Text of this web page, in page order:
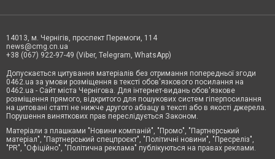
14013, м. Чернігів, проспект Перемоги, 114
news@cmg.cn.ua
+38 (067) 922-97-49 (Viber, Telegram, WhatsApp)
Допускається цитування матеріалів без отримання попередньої згоди
0462.ua за умови розміщення в тексті обов'язкового посилання на
0462.ua - Сайт міста Чернігова. Для інтернет-видань обов'язкове
розміщення прямого, відкритого для пошукових систем гіперпосилання
на цитовані статті не нижче другого абзацу в тексті або в якості джерела.
Порушення виняткових прав переслідується Законом.
Матеріали з плашками "Новини компаній", "Промо", "Партнерський
матеріал", "Партнерський спецпроєкт", "Політичні новини", "Пресреліз",
"PR", "Офіційно", "Політична реклама" публікуються на правах реклами.